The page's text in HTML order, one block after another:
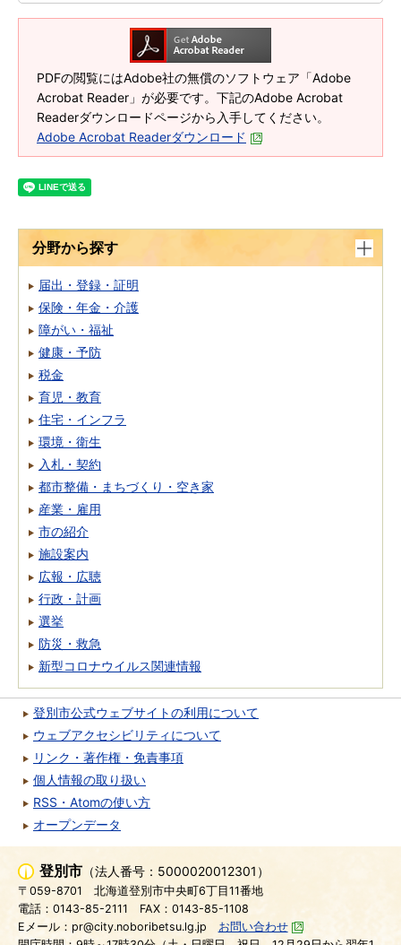
PDFの閲覧にはAdobe社の無償のソフトウェア「Adobe
Acrobat Reader」が必要です。下記のAdobe Acrobat
Readerダウンロードページから入手してください。
Adobe Acrobat Readerダウンロード
分野から探す
届出・登録・証明
保険・年金・介護
障がい・福祉
健康・予防
税金
育児・教育
住宅・インフラ
環境・衛生
入札・契約
都市整備・まちづくり・空き家
産業・雇用
市の紹介
施設案内
広報・広聴
行政・計画
選挙
防災・救急
新型コロナウイルス関連情報
登別市公式ウェブサイトの利用について
ウェブアクセシビリティについて
リンク・著作権・免責事項
個人情報の取り扱い
RSS・Atomの使い方
オープンデータ
登別市 （法人番号：5000020012301）
〒059-8701
北海道登別市中央町6丁目11番地
電話：0143-85-2111
FAX：0143-85-1108
Eメール：pr@city.noboribetsu.lg.jp
お問い合わせ